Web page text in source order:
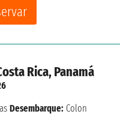
Rica, Panamá
Desembarque: Colon